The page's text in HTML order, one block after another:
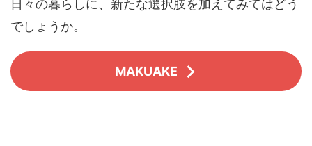
日々の暮らしに、新たな選択肢を加えてみてはどう
でしょうか。
MAKUAKE